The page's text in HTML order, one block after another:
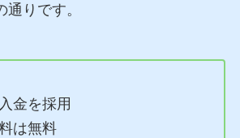
りです。
金を採用
は無料